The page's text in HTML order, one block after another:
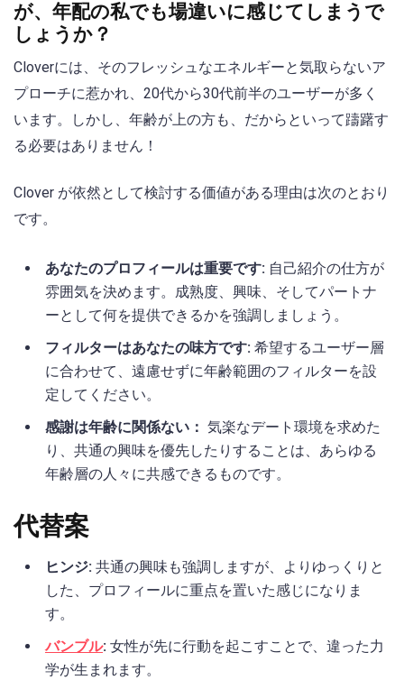
が、年配の私でも場違いに感じてしまうで
しょうか？
Cloverには、そのフレッシュなエネルギーと気取らないア
プローチに惹かれ、20代から30代前半のユーザーが多く
います。しかし、年齢が上の方も、だからといって躊躇す
る必要はありません！
Clover が依然として検討する価値がある理由は次のとおり
です。
あなたのプロフィールは重要です: 自己紹介の仕方が
雰囲気を決めます。成熟度、興味、そしてパートナ
ーとして何を提供できるかを強調しましょう。
フィルターはあなたの味方です: 希望するユーザー層
に合わせて、遠慮せずに年齢範囲のフィルターを設
定してください。
感謝は年齢に関係ない： 気楽なデート環境を求めた
り、共通の興味を優先したりすることは、あらゆる
年齢層の人々に共感できるものです。
代替案
ヒンジ: 共通の興味も強調しますが、よりゆっくりと
した、プロフィールに重点を置いた感じになりま
す。
バンブル: 女性が先に行動を起こすことで、違った力
学が生まれます。